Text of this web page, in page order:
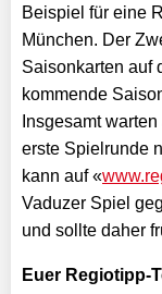
Beispiel für eine
München. Der
Saisonkarten auf
kommende
Insgesamt
erste Spielrunde
kann auf «
Vaduzer Spiel
und sollte daher
Euer Regiotipp-